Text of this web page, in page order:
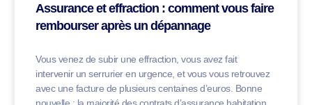
Assurance et effraction : comment vous faire
rembourser après un dépannage
Vous venez de subir une effraction, vous avez fait
intervenir un serrurier en urgence, et vous vous retrouvez
avec une facture de plusieurs centaines d’euros. Bonne
nouvelle : la majorité des contrats d’assurance habitation